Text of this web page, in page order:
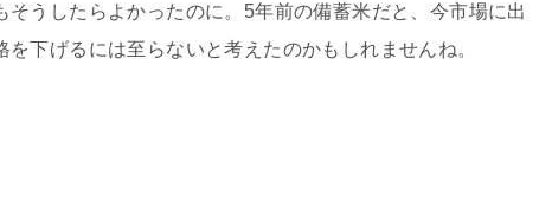
うしたらよかったのに。5年前の備蓄米だと、今市場に出
下げるには至らないと考えたのかもしれませんね。